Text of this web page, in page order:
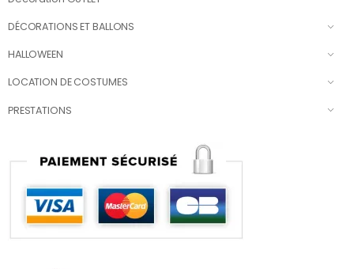
DÉCORATIONS ET BALLONS
HALLOWEEN
LOCATION DE COSTUMES
PRESTATIONS